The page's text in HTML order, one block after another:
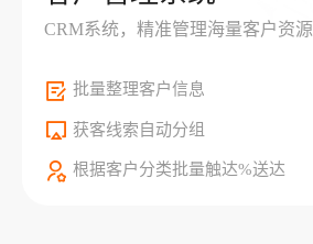
CRM系统，精准管理海量客户资源
批量整理客户信息
获客线索自动分组
根据客户分类批量触达%送达